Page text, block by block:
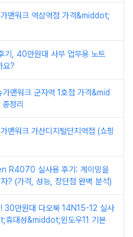
맨워크 역삼역점 가격&middot;
, 40만원대 사무 업무용 노트
요?
맨워크 군자역 1호점 가격&mid
정리
맨워크 가산디지털단지역점 (쇼핑
R4070 실사용 후기: 게이밍을
? (가격, 성능, 장단점 완벽 분석)
30만원대 다오북 14N15-12 실사
휴대성&middot;윈도우11 기본